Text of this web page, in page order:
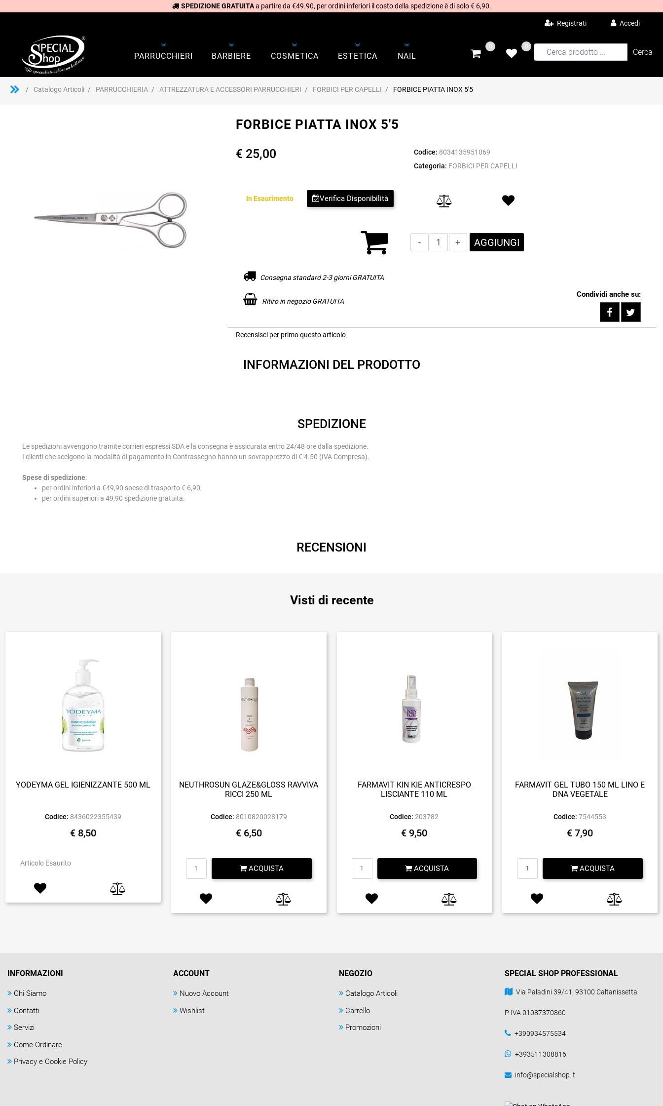
SPEDIZIONE GRATUITAa partire da €49.90, per ordini inferiori il costo della spedizione è di solo € 6,90.
Registrati Accedi
PARRUCCHIERI BARBIERE COSMETICA ESTETICA NAIL
0 0
Catalogo Articoli PARRUCCHIERIA ATTREZZATURA E ACCESSORI PARRUCCHIERI FORBICI PER CAPELLI FORBICE PIATTA INOX 5'5
FORBICE PIATTA INOX 5'5
€ 25,00 Codice: 8034135951069
Categoria: FORBICI PER CAPELLI
Verifica Disponibilità
In Esaurimento
Quantità
AGGIUNGI
Consegna standard 2-3 giorni GRATUITA
Ritiro in negozio GRATUITA
Condividi anche su:
Recensisci per primo questo articolo
INFORMAZIONI DEL PRODOTTO
SPEDIZIONE
Le spedizioni avvengono tramite corrieri espressi SDA e la consegna è assicurata entro 24/48 ore dalla spedizione.
I clienti che scelgono la modalità di pagamento in Contrassegno hanno un sovrapprezzo di € 4.50 (IVA Compresa).
Spese di spedizione:
per ordini inferiori a €49,90 spese di trasporto € 6,90;
per ordini superiori a 49,90 spedizione gratuita.
RECENSIONI
Visti di recente
YODEYMA GEL IGIENIZZANTE 500 ML
Codice: 8436022355439
€ 8,50
Articolo Esaurito
NEUTHROSUN GLAZE&GLOSS RAVVIVA
RICCI 250 ML
Codice: 8010820028179
€ 6,50
ACQUISTA
FARMAVIT KIN KIE ANTICRESPO
LISCIANTE 110 ML
Codice: 203782
€ 9,50
ACQUISTA
FARMAVIT GEL TUBO 150 ML LINO E
DNA VEGETALE
Codice: 7544553
€ 7,90
ACQUISTA
INFORMAZIONI
Chi Siamo
Contatti
Servizi
Come Ordinare
Privacy e Cookie Policy
ACCOUNT
Nuovo Account
Wishlist
NEGOZIO
Catalogo Articoli
Carrello
Promozioni
SPECIAL SHOP PROFESSIONAL
Via Paladini 39/41, 93100 Caltanissetta
P:IVA 01087370860
+390934575534
+393511308816
info@specialshop.it